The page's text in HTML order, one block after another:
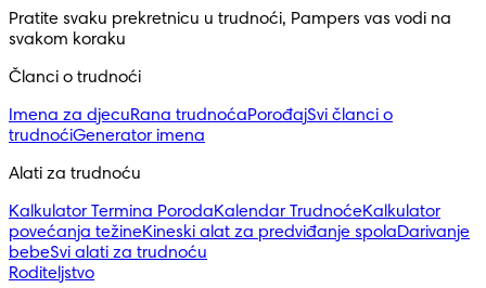
Pratite svaku prekretnicu u trudnoći, Pampers vas vodi na
svakom koraku
Članci o trudnoći
Imena za djecuRana trudnoćaPorođajSvi članci o
trudnoćiGenerator imena
Alati za trudnoću
Kalkulator Termina PorodaKalendar TrudnoćeKalkulator
povećanja težineKineski alat za predviđanje spolaDarivanje
bebeSvi alati za trudnoću
Roditeljstvo